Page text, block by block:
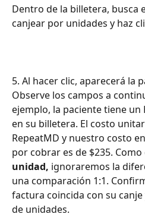
Dentro de la billetera, busca
canjear por unidades y haz
5. Al hacer clic, aparecerá la
Observe los campos a
ejemplo, la paciente tiene
en su billetera. El costo
RepeatMD y nuestro costo
por cobrar es de $235.
unidad, ignoraremos la
una comparación 1:1.
factura coincida con su
de unidades.